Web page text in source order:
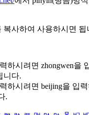
복사하여 사용하시면 됩
하시려면 zhongwen을
니다.
하시려면 beijing을 입
.